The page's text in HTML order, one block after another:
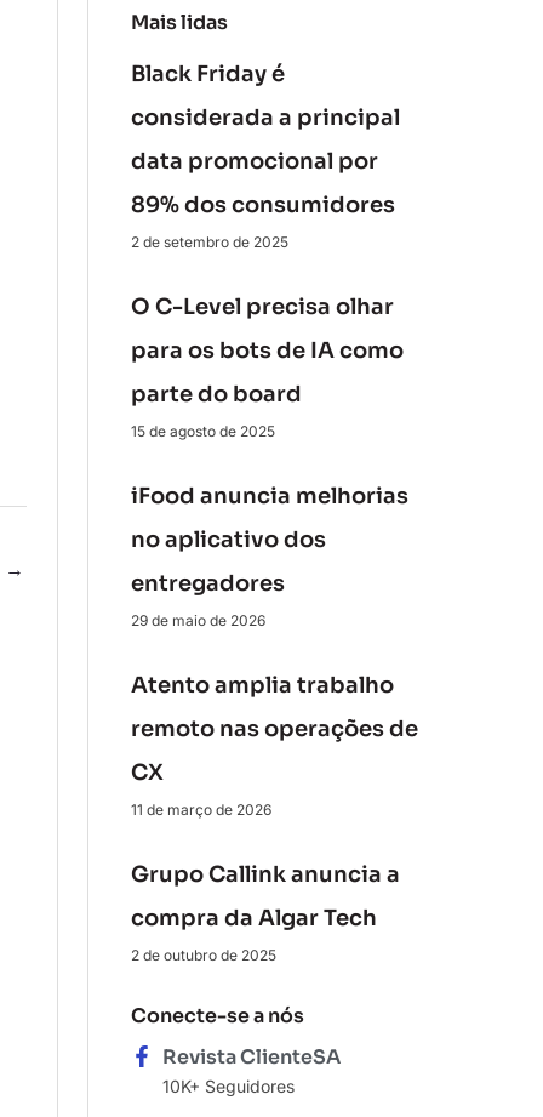
→
Mais lidas
Black Friday é
considerada a principal
data promocional por
89% dos consumidores
2 de setembro de 2025
O C-Level precisa olhar
para os bots de IA como
parte do board
15 de agosto de 2025
iFood anuncia melhorias
no aplicativo dos
entregadores
29 de maio de 2026
Atento amplia trabalho
remoto nas operações de
CX
11 de março de 2026
Grupo Callink anuncia a
compra da Algar Tech
2 de outubro de 2025
Conecte-se a nós
Revista ClienteSA
10K+ Seguidores